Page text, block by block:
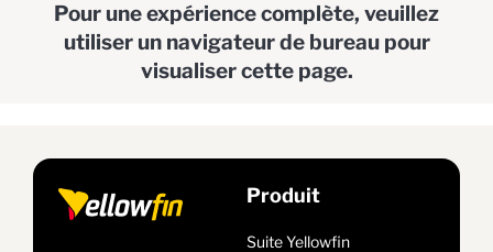
Pour une expérience complète, veuillez
utiliser un navigateur de bureau pour
visualiser cette page.
Produit
Suite Yellowfin